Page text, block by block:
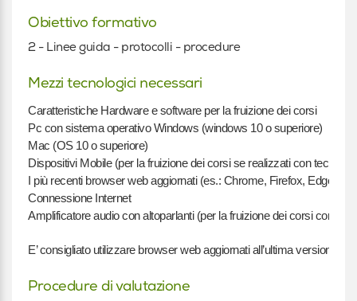
Obiettivo formativo
2 - Linee guida - protocolli - procedure
Mezzi tecnologici necessari
Caratteristiche Hardware e software per la fruizione dei corsi
Pc con sistema operativo Windows (windows 10 o superiore)
Mac (OS 10 o superiore)
Dispositivi Mobile (per la fruizione dei corsi se realizzati con
I più recenti browser web aggiornati (es.: Chrome, Firefox, Edge)
Connessione Internet
Amplificatore audio con altoparlanti (per la fruizione dei corsi con
E’ consigliato utilizzare browser web aggiornati all’ultima versione.
Procedure di valutazione